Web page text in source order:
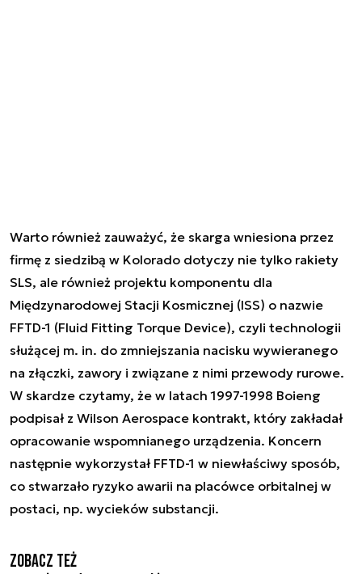
Warto również zauważyć, że skarga wniesiona przez
firmę z siedzibą w Kolorado dotyczy nie tylko rakiety
SLS, ale również projektu komponentu dla
Międzynarodowej Stacji Kosmicznej (ISS) o nazwie
FFTD-1 (Fluid Fitting Torque Device), czyli technologii
służącej m. in. do zmniejszania nacisku wywieranego
na złączki, zawory i związane z nimi przewody rurowe.
W skardze czytamy, że w latach 1997-1998 Boieng
podpisał z Wilson Aerospace kontrakt, który zakładał
opracowanie wspomnianego urządzenia. Koncern
następnie wykorzystał FFTD-1 w niewłaściwy sposób,
co stwarzało ryzyko awarii na placówce orbitalnej w
postaci, np. wycieków substancji.
Zobacz też